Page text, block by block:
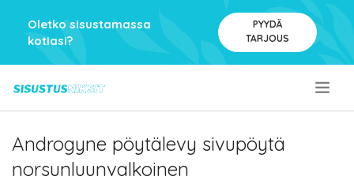
Oletko sisustamassa
kotiasi?
PYYDÄ
TARJOUS
Androgyne pöytälevy sivupöytä
norsunluunvalkoinen